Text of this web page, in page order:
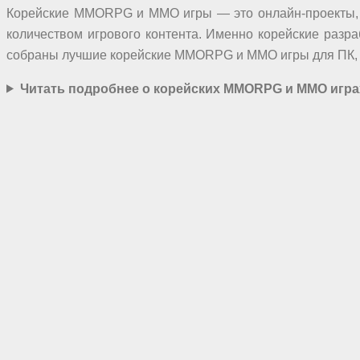
Корейские MMORPG и MMO игры — это онлайн-
количеством игрового контента. Именно корейские
собраны лучшие корейские MMORPG и MMO игры для
Читать подробнее о корейских MMORPG и MMO